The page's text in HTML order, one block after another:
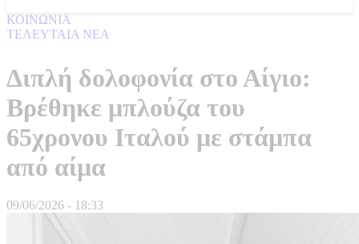
ΚΟΙΝΩΝΙΑ
ΤΕΛΕΥΤΑΙΑ ΝΕΑ
Διπλή δολοφονία στο Αίγιο:
Βρέθηκε μπλούζα του
65χρονου Ιταλού με στάμπα
από αίμα
09/06/2026 - 18:33